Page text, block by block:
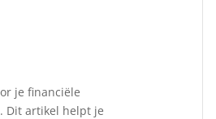
je financiële
Dit artikel helpt je